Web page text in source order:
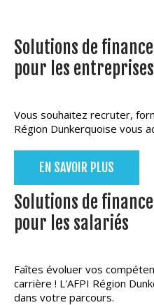
Solutions de
pour les entreprises
Vous souhaitez recruter,
Région Dunkerquoise vous
EN SAVOIR PLUS
Solutions de
pour les salariés
Faîtes évoluer vos
carrière ! L'AFPI Région
dans votre parcours.